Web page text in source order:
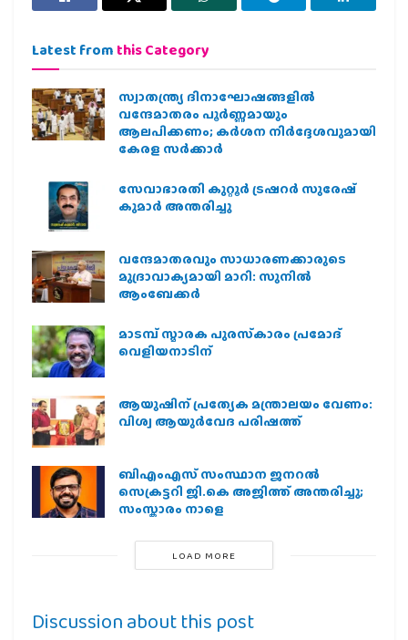
Latest from this Category
സ്വാതന്ത്ര്യ ദിനാഘോഷങ്ങളിൽ
വന്ദേമാതരം പൂർണ്ണമായും
ആലപിക്കണം; കർശന നിർദ്ദേശവുമായി
കേരള സർക്കാർ
സേവാഭാരതി കുറ്റൂർ ട്രഷറർ സുരേഷ്
കുമാർ അന്തരിച്ചു
വന്ദേമാതരവും സാധാരണക്കാരുടെ
മുദ്രാവാക്യമായി മാറി: സുനിൽ
ആംബേക്കർ
മാടമ്പ് സ്മാരക പുരസ്‌കാരം പ്രമോദ്
വെളിയനാടിന്
ആയുഷിന് പ്രത്യേക മന്ത്രാലയം വേണം:
വിശ്വ ആയുര്‍വേദ പരിഷത്ത്
ബിഎംഎസ് സംസ്ഥാന ജനറൽ
സെക്രട്ടറി ജി.കെ അജിത്ത് അന്തരിച്ചു;
സംസ്കാരം നാളെ
LOAD MORE
Discussion about this post